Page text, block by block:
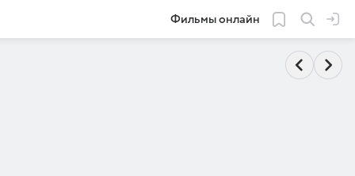
Фильмы онлайн